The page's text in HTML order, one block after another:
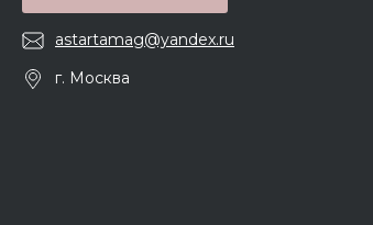
astartamag@yandex.ru
г. Москва